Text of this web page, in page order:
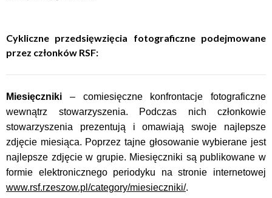
Cykliczne przedsięwzięcia fotograficzne podejmowane
przez członków RSF:
Miesięczniki – comiesięczne konfrontacje fotograficzne
wewnątrz stowarzyszenia. Podczas nich członkowie
stowarzyszenia prezentują i omawiają swoje najlepsze
zdjęcie miesiąca. Poprzez tajne głosowanie wybierane jest
najlepsze zdjęcie w grupie. Miesięczniki są publikowane w
formie elektronicznego periodyku na stronie internetowej
www.rsf.rzeszow.pl/category/miesieczniki/.